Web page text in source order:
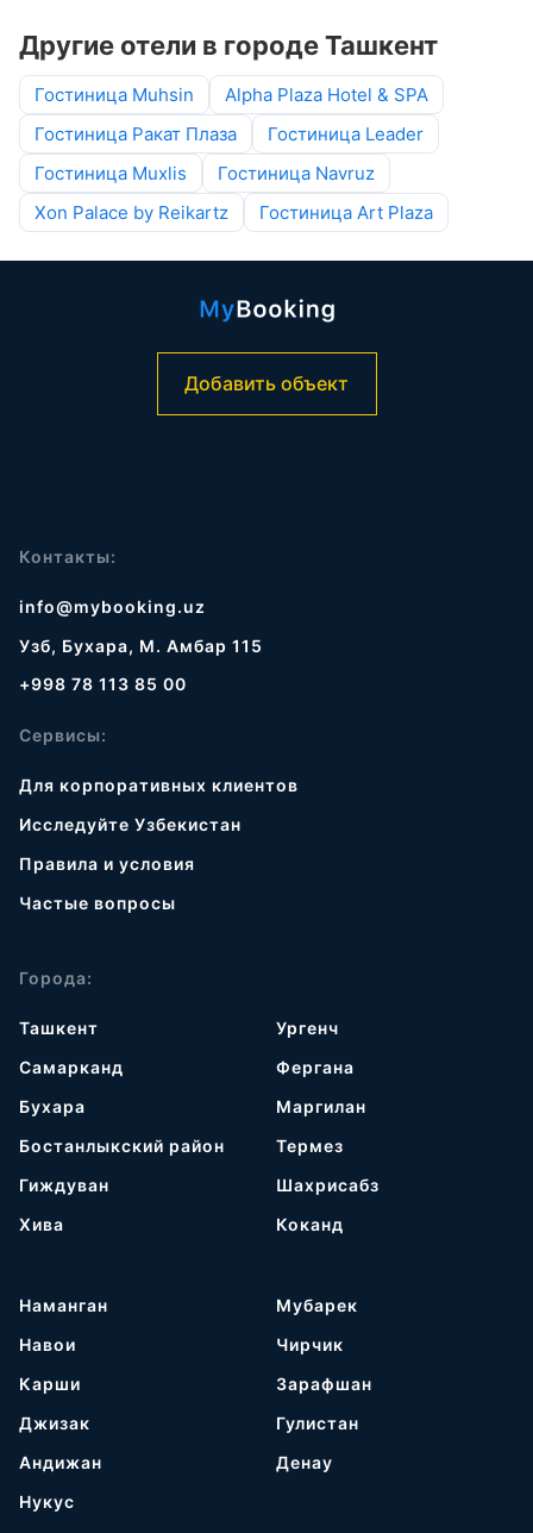
Другие отели в городе Ташкент
Гостиница Muhsin
Alpha Plaza Hotel & SPA
Гостиница Ракат Плаза
Гостиница Leader
Гостиница Muxlis
Гостиница Navruz
Xon Palace by Reikartz
Гостиница Art Plaza
Добавить объект
Контакты:
info@mybooking.uz
Узб, Бухара, М. Амбар 115
+998 78 113 85 00
Сервисы:
Для корпоративных клиентов
Исследуйте Узбекистан
Правила и условия
Частые вопросы
Города:
Ташкент
Самарканд
Бухара
Бостанлыкский район
Гиждуван
Хива
Ургенч
Фергана
Маргилан
Термез
Шахрисабз
Коканд
Наманган
Навои
Карши
Джизак
Андижан
Нукус
Мубарек
Чирчик
Зарафшан
Гулистан
Денау